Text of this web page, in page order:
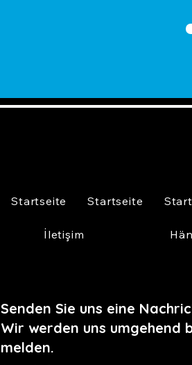
Startseite Startseite
İletişim
Senden Sie uns eine
Wir werden uns umgehend
melden.